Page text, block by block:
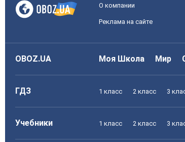
О компании
Реклама на сайте
OBOZ.UA Моя Школа Мир
ГДЗ 1 класс 2 класс 3
Учебники 1 класс 2 класс 3